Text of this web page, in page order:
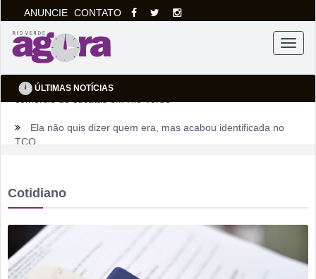
ANUNCIE CONTATO
Menu
ÚLTIMAS NOTÍCIAS
TCO
Estagiário tenta atuar como advogado e acaba detido em
Rio Verde 178 anos: a cidade que cresceu mais rápido que
suas próprias respostas
Cotidiano